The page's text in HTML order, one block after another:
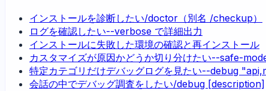
インストールを診断したい/doctor（別名 /checkup）
ログを確認したい--verbose で詳細出力
インストールに失敗した環境の確認と再インストール
カスタマイズが原因かどうか切り分けたい--safe-
特定カテゴリだけデバッグログを見たい--debug
会話の中でデバッグ調査をしたい/debug [description]